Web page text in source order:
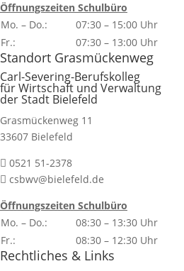
Öffnungszeiten Schulbüro
Mo. – Do.:
07:30 – 15:00 Uhr
Fr.:
07:30 – 13:00 Uhr
Standort Grasmückenweg
Carl-Severing-Berufskolleg
für Wirtschaft und Verwaltung
der Stadt Bielefeld
Grasmückenweg 11
33607 Bielefeld
 0521 51-2378
 csbwv@bielefeld.de
Öffnungszeiten Schulbüro
Mo. – Do.:
08:30 – 13:30 Uhr
Fr.:
08:30 – 12:30 Uhr
Rechtliches & Links